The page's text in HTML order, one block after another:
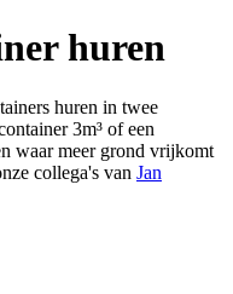
huren
huren in twee
3m³ of een
waar meer grond vrijkomt
collega's van Jan